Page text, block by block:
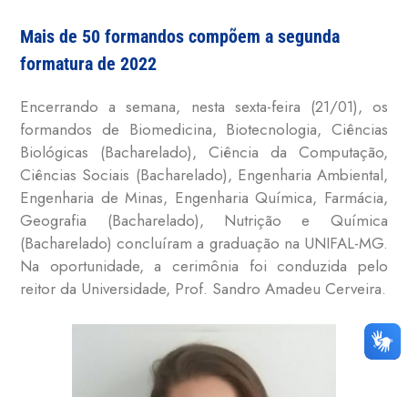
Mais de 50 formandos compõem a segunda
formatura de 2022
Encerrando a semana, nesta sexta-feira (21/01), os
formandos de Biomedicina, Biotecnologia, Ciências
Biológicas (Bacharelado), Ciência da Computação,
Ciências Sociais (Bacharelado), Engenharia Ambiental,
Engenharia de Minas, Engenharia Química, Farmácia,
Geografia (Bacharelado), Nutrição e Química
(Bacharelado) concluíram a graduação na UNIFAL-MG.
Na oportunidade, a cerimônia foi conduzida pelo
reitor da Universidade, Prof. Sandro Amadeu Cerveira.